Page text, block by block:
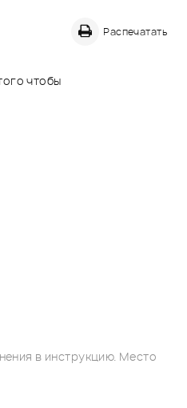
Распечатать
чтобы
в инструкцию. Место